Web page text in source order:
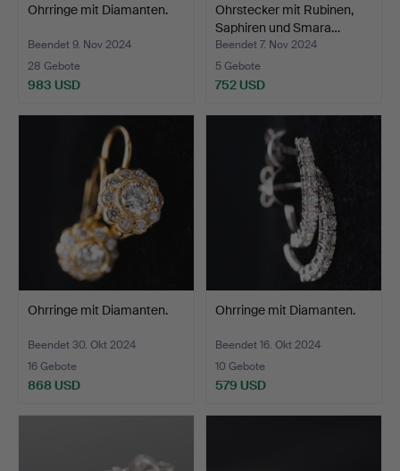
Ohrringe mit Diamanten.
Beendet 9. Nov 2024
28 Gebote
983 USD
Ohrstecker mit Rubinen,
Saphiren und Smara…
Beendet 7. Nov 2024
5 Gebote
752 USD
Ohrringe mit Diamanten.
Beendet 30. Okt 2024
16 Gebote
868 USD
Ohrringe mit Diamanten.
Beendet 16. Okt 2024
10 Gebote
579 USD